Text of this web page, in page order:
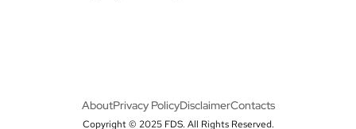
AboutPrivacy PolicyDisclaimerContacts
Copyright © 2025 FDS. All Rights Reserved.